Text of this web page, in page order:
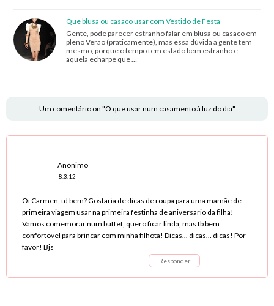
Que blusa ou casaco usar com Vestido de Festa
Gente, pode parecer estranho falar em blusa ou casaco em
pleno Verão (praticamente), mas essa dúvida a gente tem
mesmo, porque o tempo tem estado bem estranho e
aquela echarpe que …
Um comentário on "O que usar num casamento à luz do dia"
Anônimo
8.3.12
Oi Carmen, td bem? Gostaria de dicas de roupa para uma mamãe de
primeira viagem usar na primeira festinha de aniversario da filha!
Vamos comemorar num buffet, quero ficar linda, mas tb bem
confortovel para brincar com minha filhota! Dicas... dicas... dicas! Por
favor! Bjs
Responder